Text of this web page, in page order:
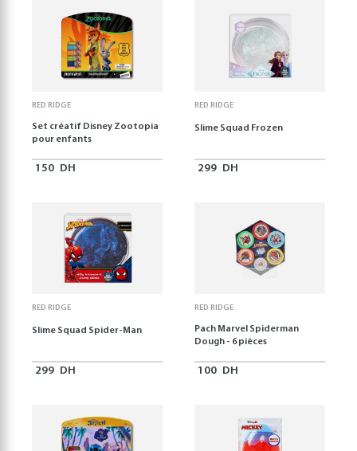
RED RIDGE
Set créatif Disney Zootopia
pour enfants
150 DH
RED RIDGE
Slime Squad Frozen
299 DH
RED RIDGE
Slime Squad Spider-Man
299 DH
RED RIDGE
Pach Marvel Spiderman
Dough - 6 pièces
100 DH